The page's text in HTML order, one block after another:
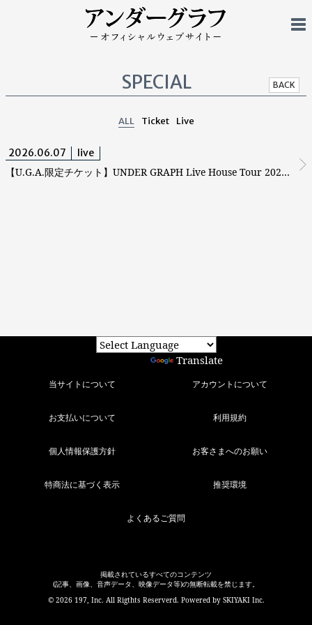
SPECIAL BACK
ALL Ticket Live
2026.06.07 live
【U.G.A.限定チケット】UNDER GRAPH Live House Tour 2027 -Winter- ～雪中歩行～
Translate
当サイトについて アカウントについて
お支払いについて 利用規約
個人情報保護方針 お客さまへのお願い
特商法に基づく表示 推奨環境
よくあるご質問
掲載されているすべてのコンテンツ
(記事、画像、音声データ、映像データ等)の無断転載を禁じます。
© 2026 197, Inc. All Rigthts Reserverd. Powered by SKIYAKI Inc.